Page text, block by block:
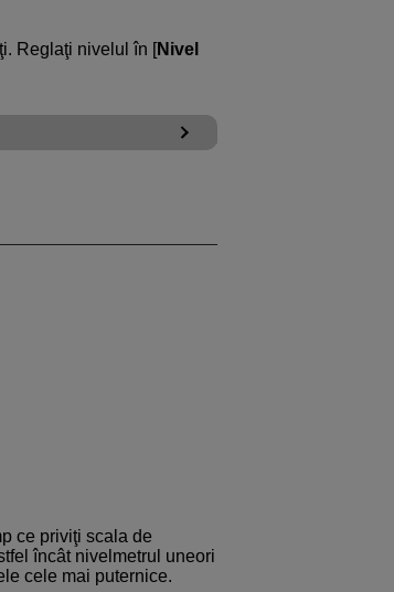
Reglaţi nivelul în [Nivel
ce priviţi scala de
încât nivelmetrul uneori
cele mai puternice.